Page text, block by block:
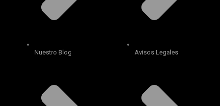
Nuestro Blog Avisos Legales